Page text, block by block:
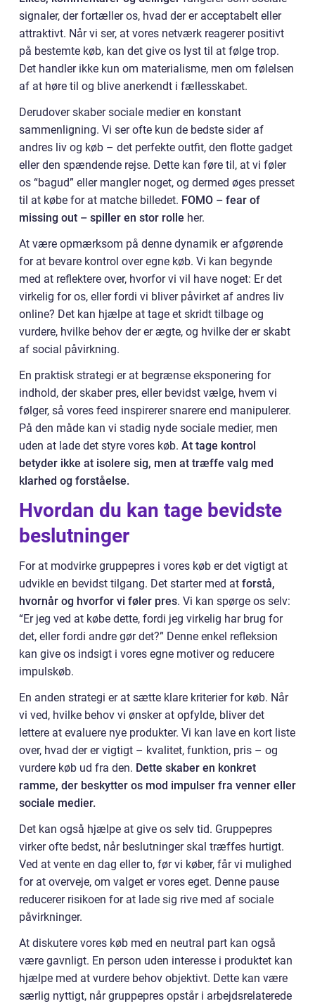
signaler, der fortæller os, hvad der er acceptabelt eller
attraktivt. Når vi ser, at vores netværk reagerer positivt
på bestemte køb, kan det give os lyst til at følge trop.
Det handler ikke kun om materialisme, men om følelsen
af at høre til og blive anerkendt i fællesskabet.
Derudover skaber sociale medier en konstant
sammenligning. Vi ser ofte kun de bedste sider af
andres liv og køb – det perfekte outfit, den flotte gadget
eller den spændende rejse. Dette kan føre til, at vi føler
os “bagud” eller mangler noget, og dermed øges presset
til at købe for at matche billedet. FOMO – fear of
missing out – spiller en stor rolle her.
At være opmærksom på denne dynamik er afgørende
for at bevare kontrol over egne køb. Vi kan begynde
med at reflektere over, hvorfor vi vil have noget: Er det
virkelig for os, eller fordi vi bliver påvirket af andres liv
online? Det kan hjælpe at tage et skridt tilbage og
vurdere, hvilke behov der er ægte, og hvilke der er skabt
af social påvirkning.
En praktisk strategi er at begrænse eksponering for
indhold, der skaber pres, eller bevidst vælge, hvem vi
følger, så vores feed inspirerer snarere end manipulerer.
På den måde kan vi stadig nyde sociale medier, men
uden at lade det styre vores køb. At tage kontrol
betyder ikke at isolere sig, men at træffe valg med
klarhed og forståelse.
Hvordan du kan tage bevidste
beslutninger
For at modvirke gruppepres i vores køb er det vigtigt at
udvikle en bevidst tilgang. Det starter med at forstå,
hvornår og hvorfor vi føler pres. Vi kan spørge os selv:
“Er jeg ved at købe dette, fordi jeg virkelig har brug for
det, eller fordi andre gør det?” Denne enkel refleksion
kan give os indsigt i vores egne motiver og reducere
impulskøb.
En anden strategi er at sætte klare kriterier for køb. Når
vi ved, hvilke behov vi ønsker at opfylde, bliver det
lettere at evaluere nye produkter. Vi kan lave en kort liste
over, hvad der er vigtigt – kvalitet, funktion, pris – og
vurdere køb ud fra den. Dette skaber en konkret
ramme, der beskytter os mod impulser fra venner eller
sociale medier.
Det kan også hjælpe at give os selv tid. Gruppepres
virker ofte bedst, når beslutninger skal træffes hurtigt.
Ved at vente en dag eller to, før vi køber, får vi mulighed
for at overveje, om valget er vores eget. Denne pause
reducerer risikoen for at lade sig rive med af sociale
påvirkninger.
At diskutere vores køb med en neutral part kan også
være gavnligt. En person uden interesse i produktet kan
hjælpe med at vurdere behov objektivt. Dette kan være
særlig nyttigt, når gruppepres opstår i arbejdsrelaterede